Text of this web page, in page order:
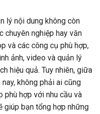
lý nội dung không còn
chuyên nghiệp hay văn
và các công cụ phù hợp,
ảnh, video và quản lý
hiệu quả. Tuy nhiên, giữa
không phải ai cũng
phù hợp với nhu cầu và
giúp bạn tổng hợp những